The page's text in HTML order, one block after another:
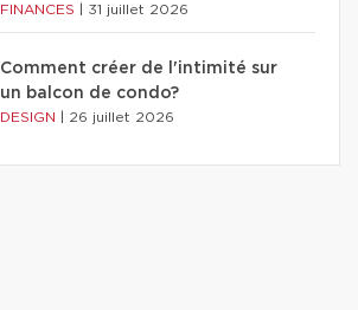
FINANCES 31 juillet 2026
Comment créer de l'intimité sur
un balcon de condo?
DESIGN 26 juillet 2026